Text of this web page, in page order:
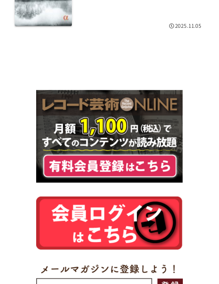
2025.11.05